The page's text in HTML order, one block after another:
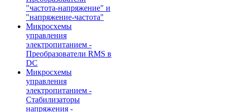
"частота-напряжение" и
"напряжение-частота"
Микросхемы
управления
электропитанием -
Преобразователи RMS в
DC
Микросхемы
управления
электропитанием -
Стабилизаторы
напряжения -